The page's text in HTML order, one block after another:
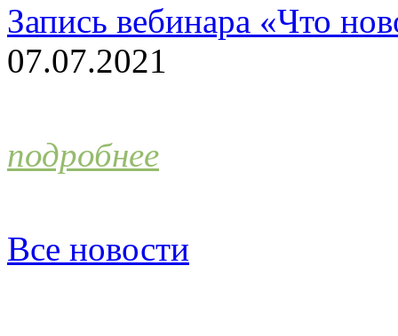
Запись вебинара «Что
07.07.2021
подробнее
Все новости